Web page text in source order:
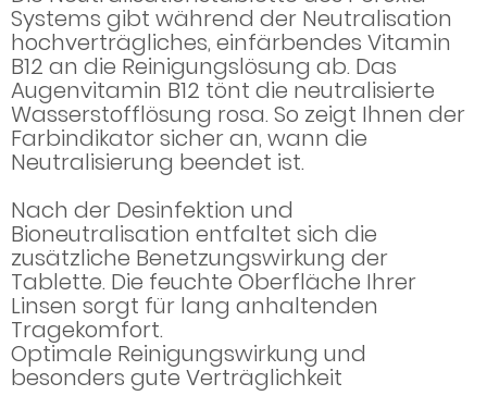
Systems gibt während der Neutralisation
hochverträgliches, einfärbendes Vitamin
B12 an die Reinigungslösung ab. Das
Augenvitamin B12 tönt die neutralisierte
Wasserstofflösung rosa. So zeigt Ihnen der
Farbindikator sicher an, wann die
Neutralisierung beendet ist.
Nach der Desinfektion und
Bioneutralisation entfaltet sich die
zusätzliche Benetzungswirkung der
Tablette. Die feuchte Oberfläche Ihrer
Linsen sorgt für lang anhaltenden
Tragekomfort.
Optimale Reinigungswirkung und
besonders gute Verträglichkeit